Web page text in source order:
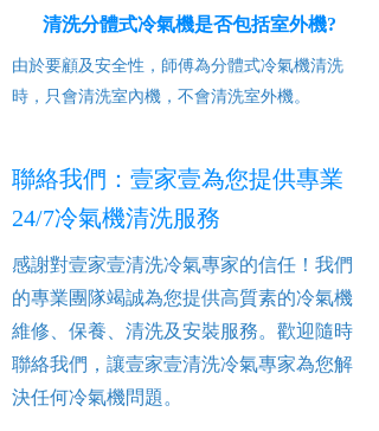
清洗分體式冷氣機是否包括室外機?
由於要顧及安全性，師傅為分體式冷氣機清洗
時，只會清洗室內機，不會清洗室外機。
聯絡我們：壹家壹為您提供專業
24/7冷氣機清洗服務
感謝對壹家壹清洗冷氣專家的信任！我們
的專業團隊竭誠為您提供高質素的冷氣機
維修、保養、清洗及安裝服務。歡迎隨時
聯絡我們，讓壹家壹清洗冷氣專家為您解
決任何冷氣機問題。